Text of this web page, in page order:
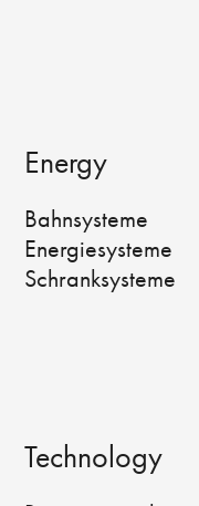
Energy
Bahnsysteme
Energiesysteme
Schranksysteme
Technology